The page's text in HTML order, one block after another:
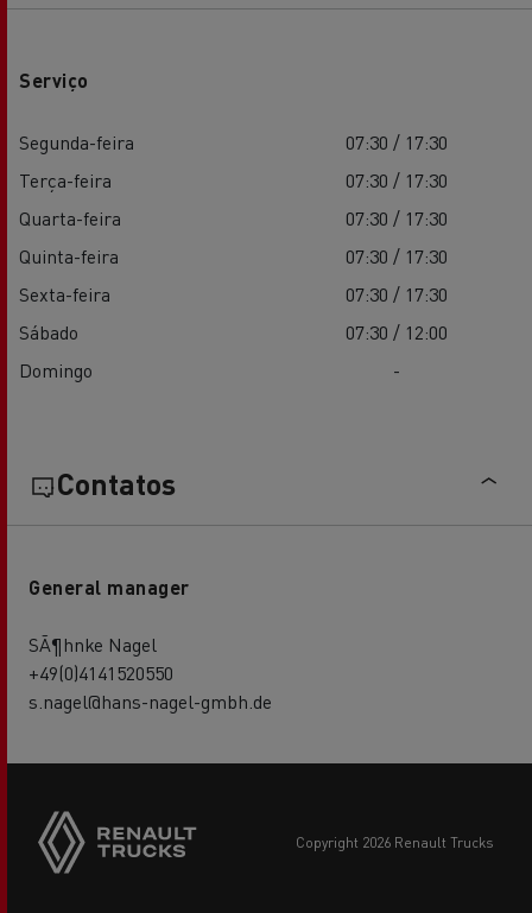
Serviço
Segunda-feira
07:30 / 17:30
Terça-feira
07:30 / 17:30
Quarta-feira
07:30 / 17:30
Quinta-feira
07:30 / 17:30
Sexta-feira
07:30 / 17:30
Sábado
07:30 / 12:00
Domingo
-
Contatos
General manager
SÃ¶hnke Nagel
+49(0)4141520550
s.nagel@hans-nagel-gmbh.de
copyright 2026 Renault Trucks